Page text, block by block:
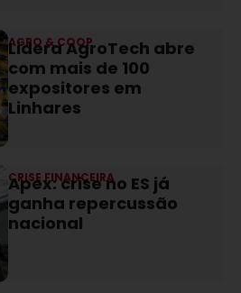
AGRO & COOP
Lidera AgroTech abre
com mais de 100
expositores em
Linhares
CRISE FINANCEIRA
Apex: crise no ES já
ganha repercussão
nacional